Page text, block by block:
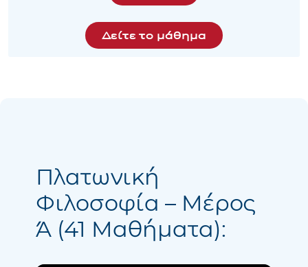
Δείτε το μάθημα
Πλατωνική
Φιλοσοφία – Μέρος
Ά (41 Μαθήματα):